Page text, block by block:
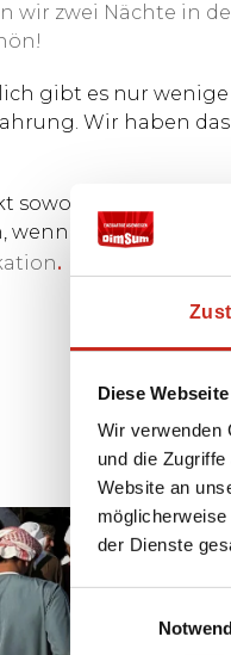
Diese
Wir verwenden
und die
Website an
der Dienste
Einwilligungsauswahl
wir zwei Nächte in
gibt es nur
Wir haben
sowohl mit Ihnen
wenn mich jemand
.